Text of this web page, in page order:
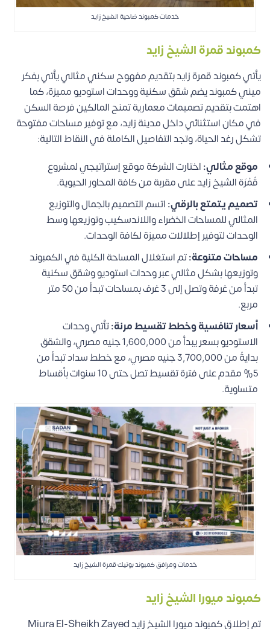
خدمات كمبوند ضاحية الشيخ زايد
كمبوند قمرة الشيخ زايد
يأتي كمبوند قمرة زايد بتقديم مفهوح سكني مثالي يأتي بفكر
ميني كمبوند يضم شقق سكنية ووحدات استوديو مميزة، كما
اهتمت بتقديم تصميمات معمارية تمنح المالكين فرصة السكن
في مكان استثنائي داخل مدينة زايد، مع توفير مساحات مفتوحة
تشكل رغد الحياة، وتجد التفاصيل الكاملة في النقاط التالية:
موقع مثالي:اختارت الشركة موقع إستراتيجي لمشروع
قُمْرَة الشيخ زايد على مقربة من كافة المحاور الحيوية.
تصميم يتمتع بالرقي:اتسم التصميم بالجمال والتوزيع
المثالي للمساحات الخضراء واللاندسكيب وتوزيعها وسط
الوحدات لتوفير إطلالات مميزة لكافة الوحدات.
مساحات متنوعة:تم استغلال المساحة الكلية في الكمبوند
وتوزيعها بشكل مثالي عبر وحدات استوديو وشقق سكنية
تبدأ من غرفة وتصل إلى 3 غرف بمساحات تبدأ من 50 متر
مربع.
أسعار تنافسية وخطط تقسيط مرنة:تأتي وحدات
الاستوديو بسعر يبدأ من 1,600,000 جنيه مصري، والشقق
بدايةً من 3,700,000 جنيه مصري، مع خطط سداد تبدأ من
5% مقدم على فترة تقسيط تصل حتى 10 سنوات بأقساط
متساوية.
خدمات ومرافق كمبوند بوتيك قمرة الشيخ زايد
كمبوند ميورا الشيخ زايد
تم إطلاق كمبوند ميورا الشيخ زايد Miura El-Sheikh Zayed